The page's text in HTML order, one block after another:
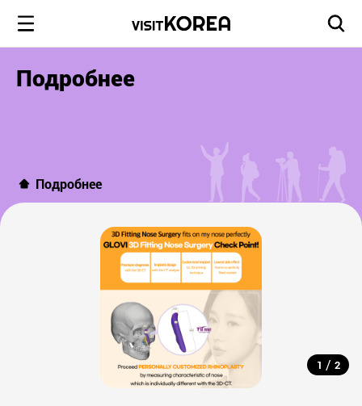
Подробнее
Подробнее
1 / 2